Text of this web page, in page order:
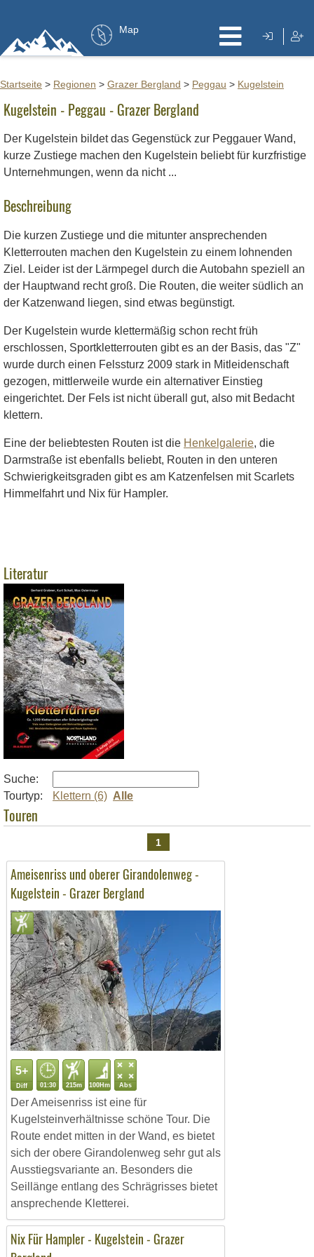
Map
Startseite > Regionen > Grazer Bergland > Peggau > Kugelstein
Kugelstein - Peggau - Grazer Bergland
Der Kugelstein bildet das Gegenstück zur Peggauer Wand,
kurze Zustiege machen den Kugelstein beliebt für kurzfristige
Unternehmungen, wenn da nicht ...
Beschreibung
Die kurzen Zustiege und die mitunter ansprechenden
Kletterrouten machen den Kugelstein zu einem lohnenden
Ziel. Leider ist der Lärmpegel durch die Autobahn speziell an
der Hauptwand recht groß. Die Routen, die weiter südlich an
der Katzenwand liegen, sind etwas begünstigt.
Der Kugelstein wurde klettermäßig schon recht früh
erschlossen, Sportkletterrouten gibt es an der Basis, das "Z"
wurde durch einen Felssturz 2009 stark in Mitleidenschaft
gezogen, mittlerweile wurde ein alternativer Einstieg
eingerichtet. Der Fels ist nicht überall gut, also mit Bedacht
klettern.
Eine der beliebtesten Routen ist die Henkelgalerie, die
Darmstraße ist ebenfalls beliebt, Routen in den unteren
Schwierigkeitsgraden gibt es am Katzenfelsen mit Scarlets
Himmelfahrt und Nix für Hampler.
Literatur
Suche:
Tourtyp:
Klettern (6) Alle
Touren
1
Ameisenriss und oberer Girandolenweg -
Kugelstein - Grazer Bergland
5+
Diff 01:30 215m 100Hm Abs
Der Ameisenriss ist eine für
Kugelsteinverhältnisse schöne Tour. Die
Route endet mitten in der Wand, es bietet
sich der obere Girandolenweg sehr gut als
Ausstiegsvariante an. Besonders die
Seillänge entlang des Schrägrisses bietet
ansprechende Kletterei.
Nix Für Hampler - Kugelstein - Grazer